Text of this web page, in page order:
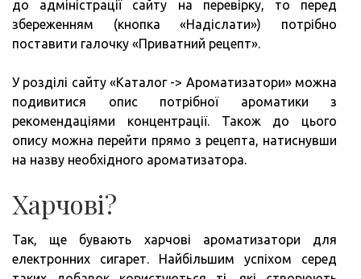
до адміністрації сайту на перевірку, то перед
збереженням (кнопка «Надіслати») потрібно
поставити галочку «Приватний рецепт».
У розділі сайту «Каталог -> Ароматизатори» можна
подивитися опис потрібної ароматики з
рекомендаціями концентрації. Також до цього
опису можна перейти прямо з рецепта, натиснувши
на назву необхідного ароматизатора.
Харчові?
Так, ще бувають харчові ароматизатори для
електронних сигарет. Найбільшим успіхом серед